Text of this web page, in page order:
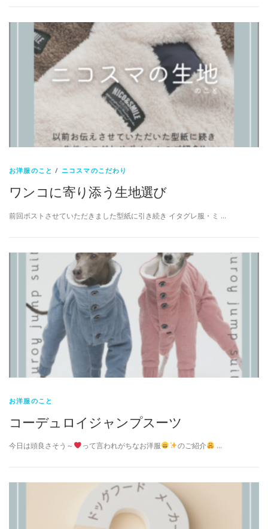
お洋服のこと / ニコスマのこだわり
ワンコに寄り添う生地選び
前回ポストさせていただきました型紙に引き続き イタグレ服・ミ …
お洋服のこと
コーデュロイジャンプスーツ
今日は頭良さそう～ って言われがちなお洋服 のご紹介 …